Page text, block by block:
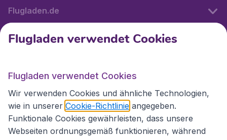
Flugladen.de
Internationale Webseiten
Folgen Sie uns:
Flugladen verwendet Cookies
Flugladen verwendet Cookies
Wir verwenden Cookies und ähnliche Technologien,
wie in unserer Cookie-Richtlinie angegeben.
Funktionale Cookies gewährleisten, dass unsere
Webseiten ordnungsgemäß funktionieren, während